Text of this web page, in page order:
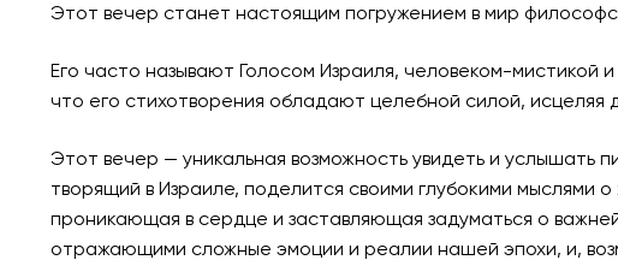
Этот вечер станет настоящим погружением в мир
Его часто называют Голосом Израиля, человеком-
что его стихотворения обладают целебной силой, исцеляя
Этот вечер — уникальная возможность увидеть и услышать
творящий в Израиле, поделится своими глубокими мыслями
проникающая в сердце и заставляющая задуматься о
отражающими сложные эмоции и реалии нашей эпохи, и,